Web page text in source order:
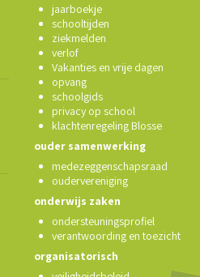
jaarboekje
schooltijden
ziekmelden
verlof
Vakanties en vrije dagen
opvang
schoolgids
privacy op school
klachtenregeling Blosse
ouder samenwerking
medezeggenschapsraad
oudervereniging
onderwijs zaken
ondersteuningsprofiel
verantwoording en toezicht
organisatorisch